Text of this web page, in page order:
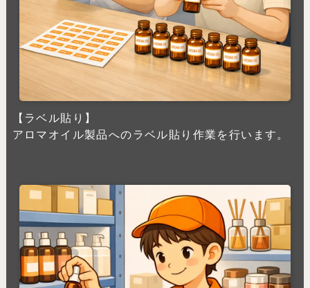
【ラベル貼り】
アロマオイル製品へのラベル貼り作業を行います。